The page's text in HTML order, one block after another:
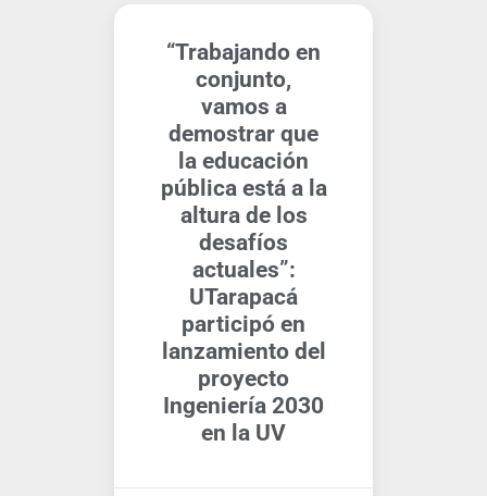
“Trabajando en
conjunto,
vamos a
demostrar que
la educación
pública está a la
altura de los
desafíos
actuales”:
UTarapacá
participó en
lanzamiento del
proyecto
Ingeniería 2030
en la UV